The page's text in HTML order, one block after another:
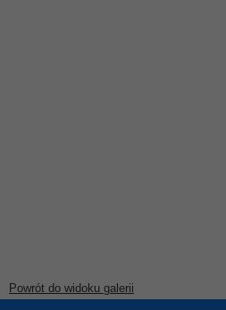
Powrót do widoku galerii